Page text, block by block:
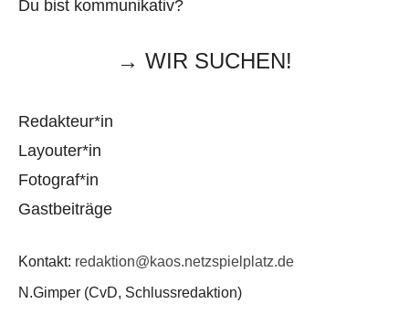
Du bist kommunikativ?
→ WIR SUCHEN!
Redakteur*in
Layouter*in
Fotograf*in
Gastbeiträge
Kontakt: redaktion@kaos.netzspielplatz.de
N.Gimper (CvD, Schlussredaktion)